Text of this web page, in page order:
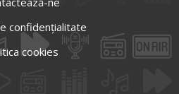
confidențialitate
cookies